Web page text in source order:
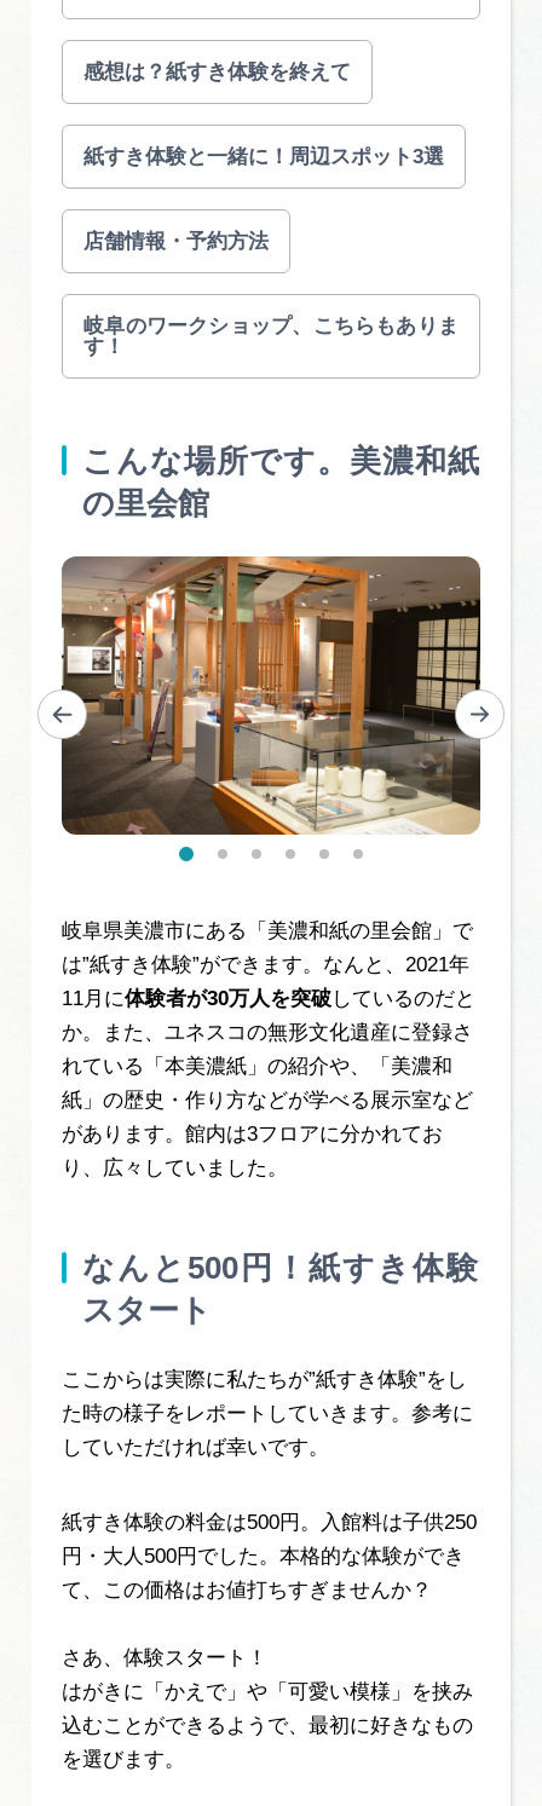
広告掲載
サイトポリシー
感想は？紙すき体験を終えて
紙すき体験と一緒に！周辺スポット3選
店舗情報・予約方法
岐阜のワークショップ、こちらもありま
す！
こんな場所です。美濃和紙
の里会館
岐阜県美濃市にある「美濃和紙の里会館」で
は”紙すき体験”ができます。なんと、2021年
11月に体験者が30万人を突破しているのだと
か。また、ユネスコの無形文化遺産に登録さ
れている「本美濃紙」の紹介や、「美濃和
紙」の歴史・作り方などが学べる展示室など
があります。館内は3フロアに分かれてお
り、広々していました。
なんと500円！紙すき体験
スタート
ここからは実際に私たちが”紙すき体験”をし
た時の様子をレポートしていきます。参考に
していただければ幸いです。
紙すき体験の料金は500円。入館料は子供250
円・大人500円でした。本格的な体験ができ
て、この価格はお値打ちすぎませんか？
さあ、体験スタート！
はがきに「かえで」や「可愛い模様」を挟み
込むことができるようで、最初に好きなもの
を選びます。